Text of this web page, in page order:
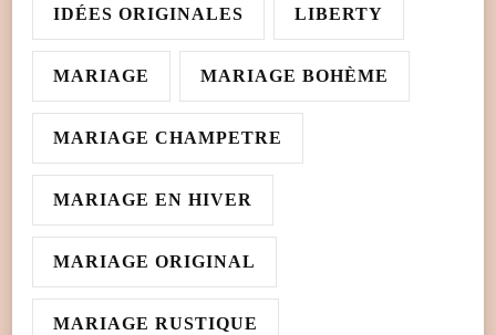
IDÉES ORIGINALES LIBERTY
MARIAGE MARIAGE BOHÈME
MARIAGE CHAMPETRE
MARIAGE EN HIVER
MARIAGE ORIGINAL
MARIAGE RUSTIQUE